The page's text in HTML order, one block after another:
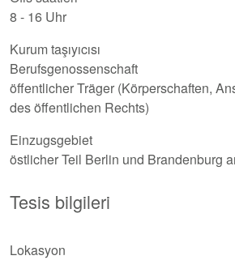
8 - 16 Uhr
Kurum taşıyıcısı
Berufsgenossenschaft
öffentlicher Träger (Körperschaften,
des öffentlichen Rechts)
Einzugsgebiet
östlicher Teil Berlin und Brandenburg
Tesis bilgileri
Lokasyon